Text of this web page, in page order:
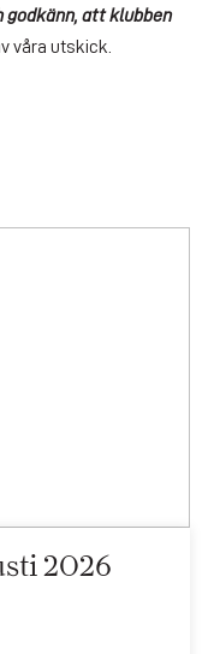
godkänn, att klubben
våra utskick.
2026